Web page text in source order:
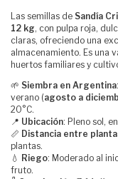
Las semillas de Sandía
12 kg, con pulpa roja,
claras, ofreciendo una
almacenamiento. Es una
huertos familiares y
🌱 Siembra en Argentina
verano (agosto a
20°C.
📍 Ubicación: Pleno sol,
📏 Distancia entre
plantas.
💧 Riego: Moderado al
fruto.